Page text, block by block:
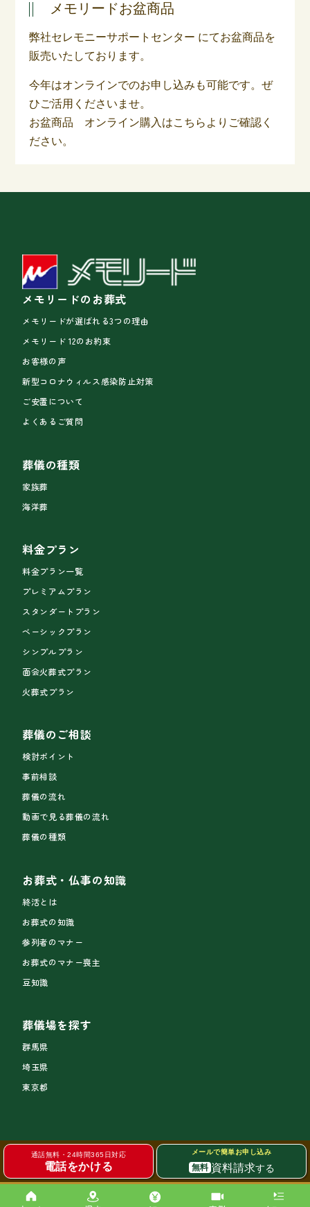
通話無料・24時間365日対応
電話をかける
メールで簡単お申し込み
無料 資料請求する
メモリードお盆商品
弊社セレモニーサポートセンター にてお盆商品を
販売いたしております。
今年はオンラインでのお申し込みも可能です。ぜ
ひご活用くださいませ。
お盆商品 オンライン購入はこちらよりご確認く
ださい。
メモリードのお葬式
メモリードが選ばれる3つの理由
メモリード 12のお約束
お客様の声
新型コロナウィルス感染防止対策
ご安置について
よくあるご質問
葬儀の種類
家族葬
海洋葬
料金プラン
料金プラン一覧
プレミアムプラン
スタンダートプラン
ベーシックプラン
シンプルプラン
面会火葬式プラン
火葬式プラン
葬儀のご相談
検討ポイント
事前相談
葬儀の流れ
動画で見る葬儀の流れ
葬儀の種類
お葬式・仏事の知識
終活とは
お葬式の知識
参列者のマナー
お葬式のマナー喪主
豆知識
葬儀場を探す
群馬県
埼玉県
東京都
サイトトップ
個人情報の取り扱い
© 2026 MEMOLEAD GROUP Corporation. All Rights Reserved.